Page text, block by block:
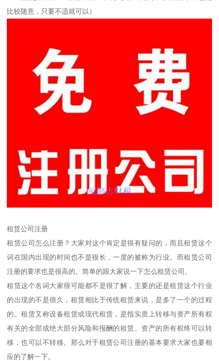
比较随意，只要不适就可以）
租赁公司注册
租赁公司怎么注册？大家对这个肯定是很有疑问的，而且租赁这个
词在国内出现的时间也不是很长，一度的被称为行业。而租赁公司
注册的要求也是很高的。简单的跟大家说一下怎么租赁公司。
租赁这个名词大家很可能都不是很了解，主要的还是租赁这个行业
的出现的不是很久，租赁相比于传统租赁来说，是多了一个的过程
的。租赁又称设备租赁或现代租赁，是指实质上转移与资产所有权
有关的全部或绝大部分风险和报酬的租赁。资产的所有权终可以转
移，也可以不转移。那么对于租赁公司注册的基本要求大家也要相
应的了解一下。